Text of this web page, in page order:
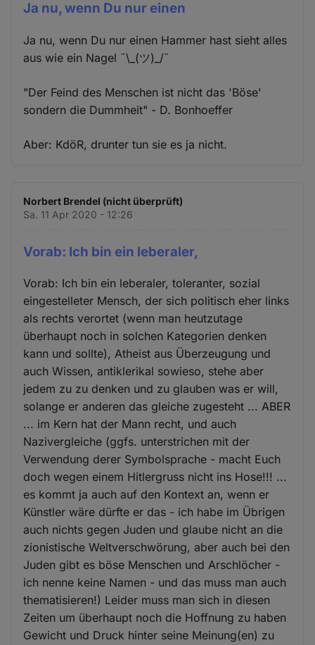
Ja nu, wenn Du nur einen
Ja nu, wenn Du nur einen Hammer hast sieht alles
aus wie ein Nagel ¯\_(ツ)_/¯
"Der Feind des Menschen ist nicht das 'Böse'
sondern die Dummheit" - D. Bonhoeffer
Aber: KdöR, drunter tun sie es ja nicht.
Norbert Brendel (nicht überprüft)
Sa. 11 Apr 2020 - 12:26
Vorab: Ich bin ein leberaler,
Vorab: Ich bin ein leberaler, toleranter, sozial
eingestelleter Mensch, der sich politisch eher links
als rechts verortet (wenn man heutzutage
überhaupt noch in solchen Kategorien denken
kann und sollte), Atheist aus Überzeugung und
auch Wissen, antiklerikal sowieso, stehe aber
jedem zu zu denken und zu glauben was er will,
solange er anderen das gleiche zugesteht ... ABER
... im Kern hat der Mann recht, und auch
Nazivergleiche (ggfs. unterstrichen mit der
Verwendung derer Symbolsprache - macht Euch
doch wegen einem Hitlergruss nicht ins Hose!!! ...
es kommt ja auch auf den Kontext an, wenn er
Künstler wäre dürfte er das - ich habe im Übrigen
auch nichts gegen Juden und glaube nicht an die
zionistische Weltverschwörung, aber auch bei den
Juden gibt es böse Menschen und Arschlöcher -
ich nenne keine Namen - und das muss man auch
thematisieren!) Leider muss man sich in diesen
Zeiten um überhaupt noch die Hoffnung zu haben
Gewicht und Druck hinter seine Meinung(en) zu